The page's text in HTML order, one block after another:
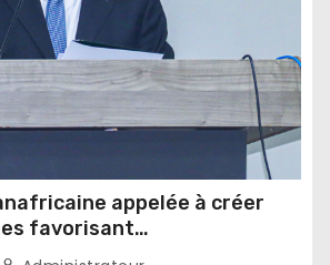
appelée à créer
favorisant
dans les pays d’origine